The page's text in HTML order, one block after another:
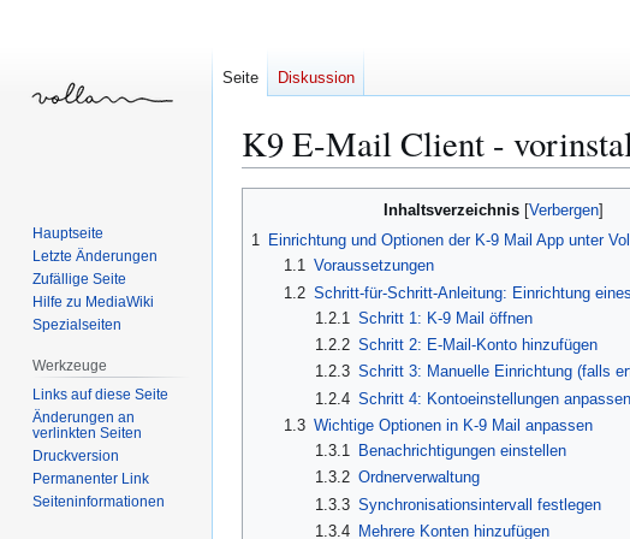
K9 E-Mail Client -
Inhaltsverzeichnis
1 Einrichtung und Optionen der K-9 Mail App unter
1.1 Voraussetzungen
1.2 Schritt-für-Schritt-Anleitung: Einrichtung
1.2.1
Schritt 1: K-9 Mail öffnen
1.2.2 Schritt 2: E-Mail-Konto hinzufügen
1.2.3 Schritt 3: Manuelle Einrichtung (falls
1.2.4 Schritt 4: Kontoeinstellungen anpassen
1.3 Wichtige Optionen in K-9 Mail anpassen
1.3.1 Benachrichtigungen einstellen
1.3.2 Ordnerverwaltung
1.3.3 Synchronisationsintervall festlegen
1.3.4 Mehrere Konten hinzufügen
Seite Diskussion
Hauptseite
Letzte Änderungen
Zufällige Seite
Hilfe zu MediaWiki
Spezialseiten
Werkzeuge
Links auf diese Seite
Änderungen an
verlinkten Seiten
Druckversion
Permanenter Link
Seiten­­informationen